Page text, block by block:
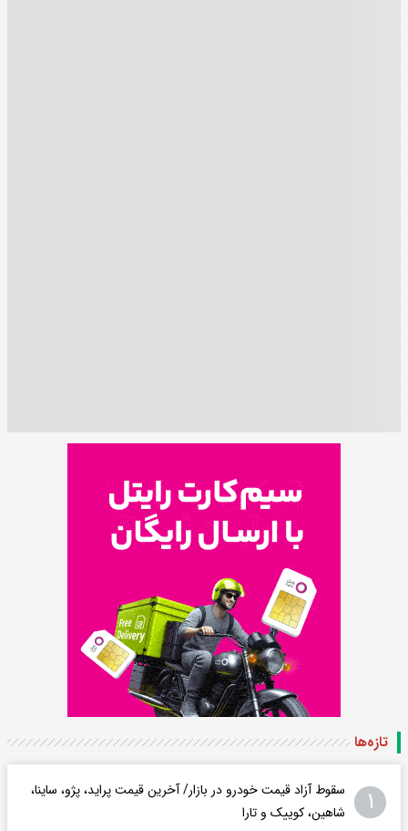
تازه‌ها
۱
سقوط آزاد قیمت خودرو در بازار/ آخرین قیمت پراید، پژو، ساینا،
شاهین، کوییک و تارا